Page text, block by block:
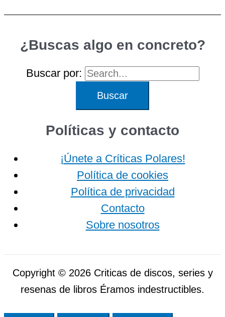
¿Buscas algo en concreto?
Buscar por:
Políticas y contacto
¡Únete a Críticas Polares!
Política de cookies
Política de privacidad
Contacto
Sobre nosotros
Copyright © 2026 Criticas de discos, series y
resenas de libros Éramos indestructibles.